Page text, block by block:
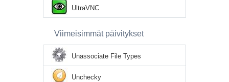
UltraVNC
Viimeisimmät päivitykset
Unassociate File Types
Unchecky